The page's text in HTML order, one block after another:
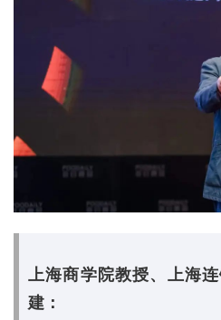
上海商学院教授、上海
建：